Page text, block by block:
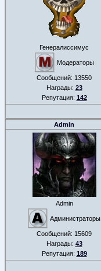
Генералиссимус
Модераторы
Сообщений: 13550
Награды: 23
Репутация: 142
Admin
Admin
Администраторы
Сообщений: 15609
Награды: 43
Репутация: 189